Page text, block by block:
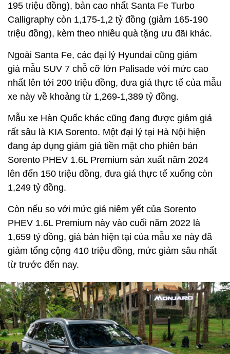
195 triệu đồng), bản cao nhất Santa Fe Turbo
Calligraphy còn 1,175-1,2 tỷ đồng (giảm 165-190
triệu đồng), kèm theo nhiều quà tặng ưu đãi khác.
Ngoài Santa Fe, các đại lý Hyundai cũng giảm
giá mẫu SUV 7 chỗ cỡ lớn Palisade với mức cao
nhất lên tới 200 triệu đồng, đưa giá thực tế của mẫu
xe này về khoảng từ 1,269-1,389 tỷ đồng.
Mẫu xe Hàn Quốc khác cũng đang được giảm giá
rất sâu là KIA Sorento. Một đại lý tại Hà Nội hiện
đang áp dụng giảm giá tiền mặt cho phiên bản
Sorento PHEV 1.6L Premium sản xuất năm 2024
lên đến 150 triệu đồng, đưa giá thực tế xuống còn
1,249 tỷ đồng.
Còn nếu so với mức giá niêm yết của Sorento
PHEV 1.6L Premium này vào cuối năm 2022 là
1,659 tỷ đồng, giá bán hiện tại của mẫu xe này đã
giảm tổng cộng 410 triệu đồng, mức giảm sâu nhất
từ trước đến nay.